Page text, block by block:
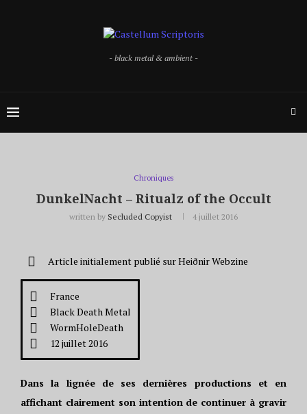
- black metal & ambient -
Chroniques
DunkelNacht – Ritualz of the Occult
written by Secluded Copyist 4 juillet 2016
Article initialement publié sur Heiðnir Webzine
France
Black Death Metal
WormHoleDeath
12 juillet 2016
Dans la lignée de ses dernières productions et en
affichant clairement son intention de continuer à gravir